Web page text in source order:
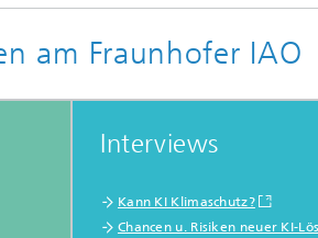
am Fraunhofer IAO
Interviews
Kann KI Klimaschutz?
Chancen u. Risiken neuer KI-